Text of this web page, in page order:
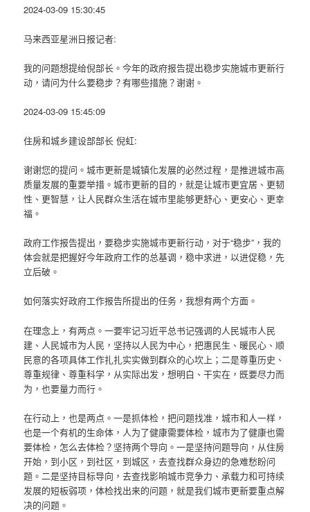
2024-03-09 15:30:45
马来西亚星洲日报记者:
我的问题想提给倪部长。今年的政府报告提出稳步实施城市更新行
动，请问为什么要稳步？有哪些措施？谢谢。
2024-03-09 15:45:09
住房和城乡建设部部长 倪虹:
谢谢您的提问。城市更新是城镇化发展的必然过程，是推进城市高
质量发展的重要举措。城市更新的目的，就是让城市更宜居、更韧
性、更智慧，让人民群众生活在城市里能够更舒心、更安心、更幸
福。
政府工作报告提出，要稳步实施城市更新行动，对于“稳步”，我的
体会就是把握好今年政府工作的总基调，稳中求进，以进促稳，先
立后破。
如何落实好政府工作报告所提出的任务，我想有两个方面。
在理念上，有两点。一要牢记习近平总书记强调的人民城市人民
建、人民城市为人民，坚持以人民为中心，把惠民生、暖民心、顺
民意的各项具体工作扎扎实实做到群众的心坎上；二是尊重历史、
尊重规律、尊重科学，从实际出发，想明白、干实在，既要尽力而
为，也要量力而行。
在行动上，也是两点。一是抓体检，把问题找准，城市和人一样，
也是一个有机的生命体，人为了健康需要体检，城市为了健康也需
要体检，怎么去体检？坚持两个导向。一是坚持问题导向，从住房
开始，到小区，到社区，到城区，去查找群众身边的急难愁盼问
题。二是坚持目标导向，去查找影响城市竞争力、承载力和可持续
发展的短板弱项，体检找出来的问题，就是我们城市更新要重点解
决的问题。